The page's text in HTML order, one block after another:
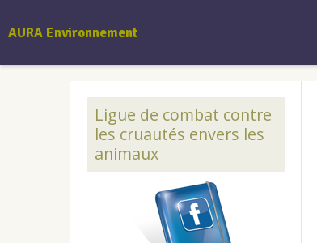
AURA Environnement
Ligue de combat contre
les cruautés envers les
animaux